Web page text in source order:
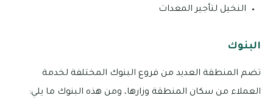
النخيل لتأجير المعدات
البنوك
تضم المنطقة العديد من فروع البنوك المختلفة لخدمة
العملاء من سكان المنطقة وزارها، ومن هذه البنوك ما يلي: